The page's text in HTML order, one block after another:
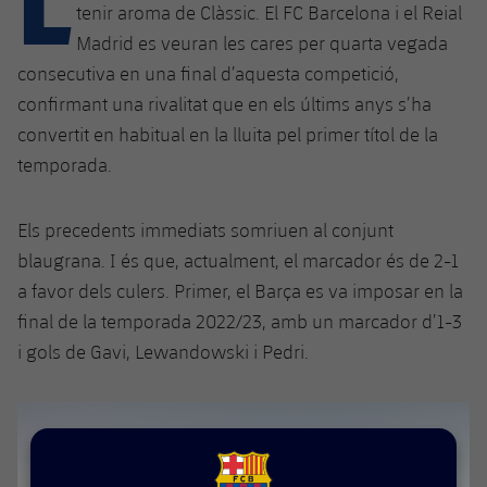
plusicon
més
Instal·lacions
Estadi Johan Cruyff
Barça Cafe
SUB13
SUB12
SUB10 A
SUB10 B
SUB9 A
SUB13 B
SUB12 C
SUB11 C
Entrades
Gameday Shows
Resultats
Classificacions
Jugadors
Fotos
Base
Barça Atlètic
Junior
Cadet A
Cadet B
Infantil A
Infantil B
Campus Estiu
PLUSICON
MÉS
Primer Equip
plusicon
més
Calendari
Entrades
Resultats
Actualitat
Calendari
Resultats
plusicon
més
Actualitat
Juvenil
PLUSICON
MÉS
Primer equip
Barça Atlètic
plusicon
més
tenir aroma de Clàssic. El FC Barcelona i el Reial
Madrid es veuran les cares per quarta vegada
consecutiva en una final d’aquesta competició,
confirmant una rivalitat que en els últims anys s’ha
convertit en habitual en la lluita pel primer títol de la
temporada.
Els precedents immediats somriuen al conjunt
blaugrana. I és que, actualment, el marcador és de 2-1
a favor dels culers. Primer, el Barça es va imposar en la
final de la temporada 2022/23, amb un marcador d’1-3
i gols de Gavi, Lewandowski i Pedri.